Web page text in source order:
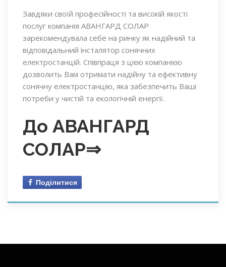
Завдяки своїй професійності та високій якості
послуг компанія АВАНГАРД СОЛАР
зарекомендувала себе на ринку як надійний та
відповідальний інсталятор сонячних
електростанцій. Співпраця з цією компанією
дозволить Вам отримати надійну та ефективну
сонячну електростанцію, яка забезпечить Ваші
потреби у чистій та екологічній енергії.
До АВАНГАРД
СОЛАР⇒
Поділитися